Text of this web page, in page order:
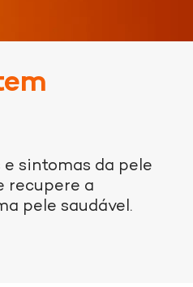
e sintomas da pele
recupere a
pele saudável.